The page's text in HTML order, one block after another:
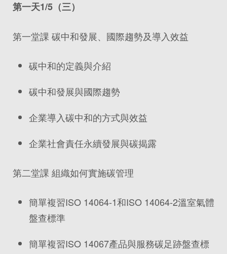
第一天1/5 （三）
第一堂課 碳中和發展、國際趨勢及導入效益
碳中和的定義與介紹
碳中和發展與國際趨勢
企業導入碳中和的方式與效益
企業社會責任永續發展與碳揭露
第二堂課 組織如何實施碳管理
簡單複習ISO 14064-1和ISO 14064-2溫室氣體
盤查標準
簡單複習ISO 14067產品與服務碳足跡盤查標